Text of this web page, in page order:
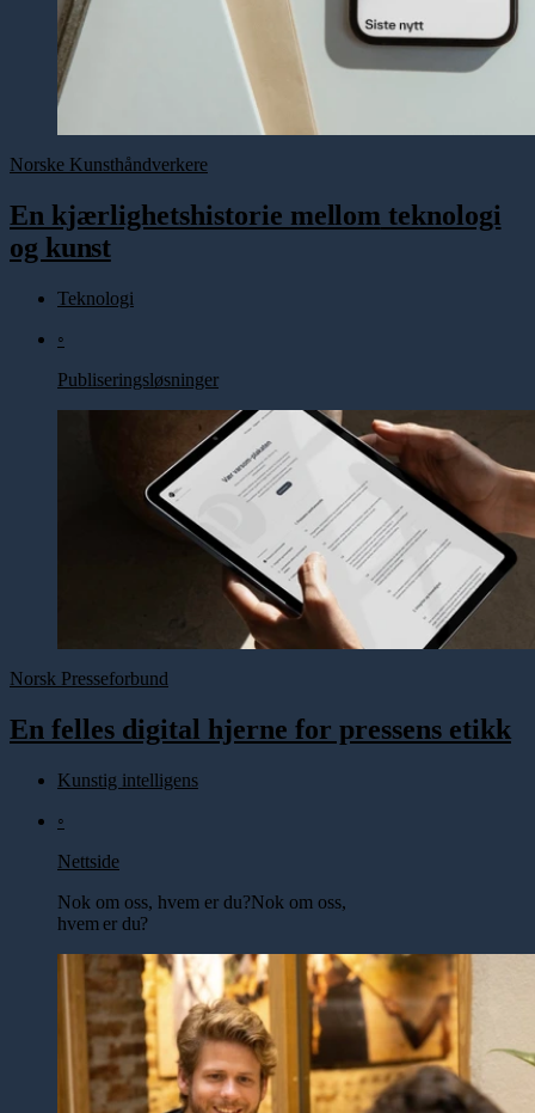
Norske Kunsthåndverkere
En kjærlighetshistorie mellom teknologi
og kunst
Teknologi
◦
Publiseringsløsninger
Norsk Presseforbund
En felles digital hjerne for pressens etikk
Kunstig intelligens
◦
Nettside
Nok om oss, hvem er du?Nok om oss,
hvem er du?